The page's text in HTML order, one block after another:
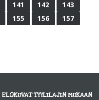
141 142
143
155 156
157
ELOKUVAT TYYLILAJIN MUKAAN